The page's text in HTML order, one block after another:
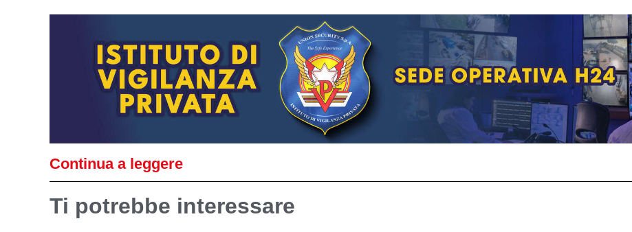
Continua a leggere
Ti potrebbe interessare